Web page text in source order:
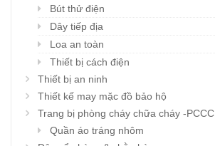
Bút thử điện
Dây tiếp địa
Loa an toàn
Thiết bị cách điện
Thiết bị an ninh
Thiết kế may mặc đồ bảo hộ
Trang bị phòng cháy chữa cháy -PCCC
Quần áo tráng nhôm